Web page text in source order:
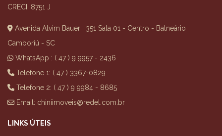
CRECI: 8751 J
Avenida Alvim Bauer , 351 Sala 01 - Centro - Balneário
Camboriú - SC
WhatsApp : ( 47 ) 9 9957 - 2436
Telefone 1: ( 47 ) 3367-0829
Telefone 2: ( 47 ) 9 9984 - 8685
Email: chiniimoveis@redel.com.br
LINKS ÚTEIS